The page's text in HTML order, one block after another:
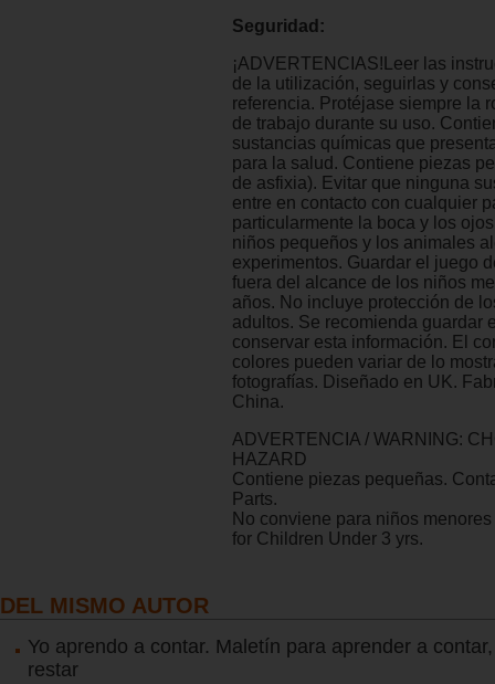
Seguridad:
¡ADVERTENCIAS!Leer las
de la utilización, seguirlas y
referencia. Protéjase siempre la
de trabajo durante su uso.
sustancias químicas que
para la salud. Contiene piezas
de asfixia). Evitar que ninguna
entre en contacto con cualquier
particularmente la boca y los
niños pequeños y los animales
experimentos. Guardar el juego
fuera del alcance de los niños
años. No incluye protección de
adultos. Se recomienda guardar
conservar esta información. El
colores pueden variar de lo
fotografías. Diseñado en UK.
China.
ADVERTENCIA / WARNING:
HAZARD
Contiene piezas pequeñas.
Parts.
No conviene para niños
for Children Under 3 yrs.
DEL MISMO AUTOR
Yo aprendo a contar. Maletín para aprender a
restar